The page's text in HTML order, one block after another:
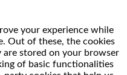
your experience while
Out of these, the cookies
are stored on your browser
of basic functionalities